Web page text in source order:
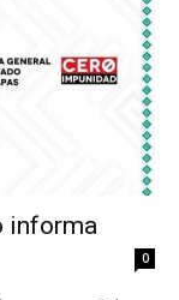
informa
0